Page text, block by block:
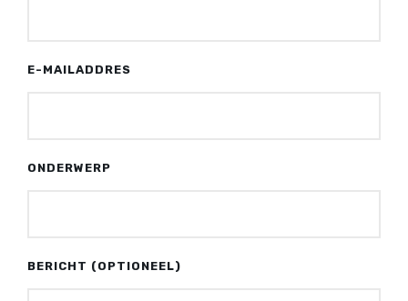
E-MAILADDRES
ONDERWERP
BERICHT (OPTIONEEL)